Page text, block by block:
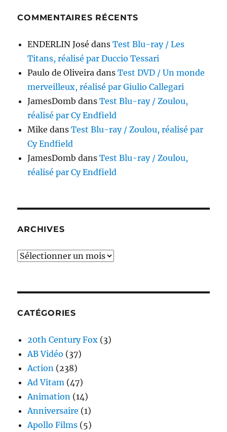
COMMENTAIRES RÉCENTS
ENDERLIN José dansTest Blu-ray / Les
Titans, réalisé par Duccio Tessari
Paulo de Oliveira dansTest DVD / Un monde
merveilleux, réalisé par Giulio Callegari
JamesDomb dansTest Blu-ray / Zoulou,
réalisé par Cy Endfield
Mike dansTest Blu-ray / Zoulou, réalisé par
Cy Endfield
JamesDomb dansTest Blu-ray / Zoulou,
réalisé par Cy Endfield
ARCHIVES
Archives
CATÉGORIES
20th Century Fox (3)
AB Vidéo (37)
Action (238)
Ad Vitam (47)
Animation (14)
Anniversaire (1)
Apollo Films (5)